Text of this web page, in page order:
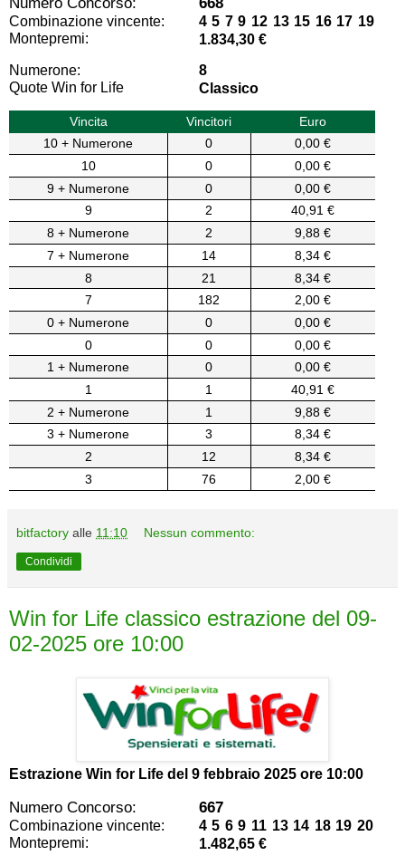
Combinazione vincente:
4 5 7 9 12 13 15 16 17 19
Montepremi:
1.834,30 €
Numerone:
8
Quote Win for Life
Classico
Vincita Vincitori
Euro
10 + Numerone
0
0,00 €
10
0
0,00 €
9 + Numerone
0
0,00 €
9
2
40,91 €
8 + Numerone
2
9,88 €
7 + Numerone
14
8,34 €
8
21
8,34 €
7
182
2,00 €
0 + Numerone
0
0,00 €
0
0
0,00 €
1 + Numerone
0
0,00 €
1
1
40,91 €
2 + Numerone
1
9,88 €
3 + Numerone
3
8,34 €
2
12
8,34 €
3
76 2,00 €
bitfactory alle 11:10 Nessun commento:
Condividi
Win for Life classico estrazione del 09-
02-2025 ore 10:00
Estrazione Win for Life del 9 febbraio 2025 ore 10:00
Numero Concorso: 667
Combinazione vincente:
4 5 6 9 11 13 14 18 19 20
Montepremi:
1.482,65 €